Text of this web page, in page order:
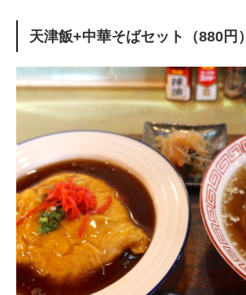
天津飯+中華そばセット（880円）